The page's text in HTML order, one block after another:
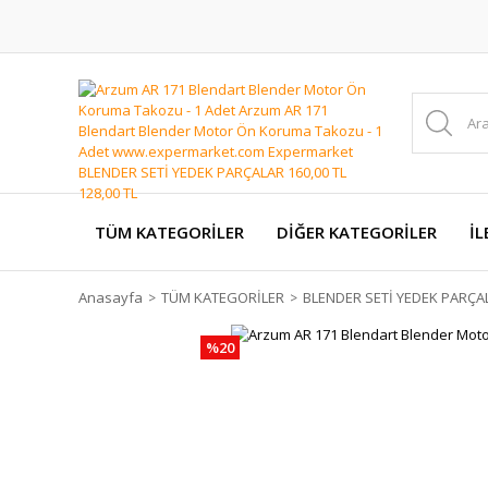
TÜM KATEGORİLER DİĞER KATEGORİLER
Anasayfa TÜM KATEGORİLER BLENDER SETİ YEDEK
%20